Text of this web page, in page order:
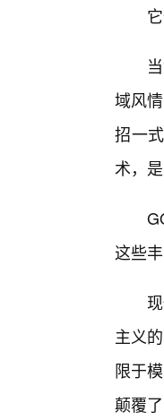
域风
招一
术，
这些
主义
限于
颠覆